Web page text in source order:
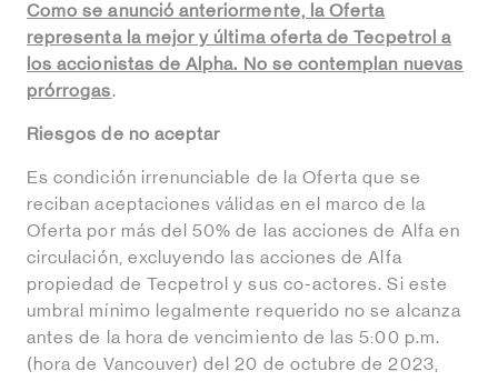
Como se anunció anteriormente, la Oferta
representa la mejor y última oferta de Tecpetrol a
los accionistas de Alpha. No se contemplan nuevas
prórrogas.
Riesgos de no aceptar
Es condición irrenunciable de la Oferta que se
reciban aceptaciones válidas en el marco de la
Oferta por más del 50% de las acciones de Alfa en
circulación, excluyendo las acciones de Alfa
propiedad de Tecpetrol y sus co-actores. Si este
umbral mínimo legalmente requerido no se alcanza
antes de la hora de vencimiento de las 5:00 p.m.
(hora de Vancouver) del 20 de octubre de 2023,